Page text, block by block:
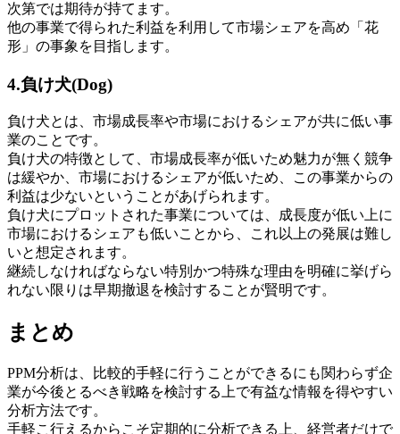
次第では期待が持てます。
他の事業で得られた利益を利用して市場シェアを高め「花
形」の事象を目指します。
4.負け犬(Dog)
負け犬とは、市場成長率や市場における シェアが共に低い事
業のことです。
負け犬の特徴として、市場成長率が低いため魅力が無く競争
は緩やか、市場における シェアが低いため、この事業からの
利益は少ないということがあげられます。
負け犬にプロットされた事業については、成長度が低い上に
市場における シェア も低いことから、これ以上の発展は難し
いと想定されます。
継続しなければならない特別かつ特殊な理由を明確に挙げら
れない限りは早期撤退を検討することが賢明です。
まとめ
PPM分析は、比較的手軽に行うことができるにも関わらず企
業が今後とるべき戦略を検討する上で有益な情報を得やすい
分析方法です。
手軽こ行えるからこそ定期的に分析できる上、経営者だけで